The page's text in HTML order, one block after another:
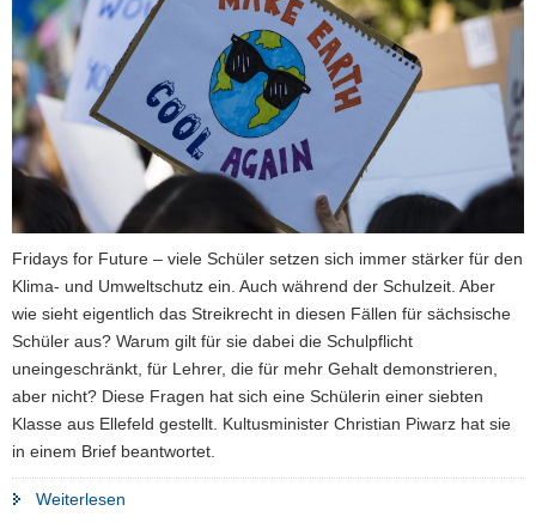
a
v
i
g
a
t
i
n
Fridays for Future – viele Schüler setzen sich immer stärker für den
Klima- und Umweltschutz ein. Auch während der Schulzeit. Aber
wie sieht eigentlich das Streikrecht in diesen Fällen für sächsische
Schüler aus? Warum gilt für sie dabei die Schulpflicht
uneingeschränkt, für Lehrer, die für mehr Gehalt demonstrieren,
aber nicht? Diese Fragen hat sich eine Schülerin einer siebten
Klasse aus Ellefeld gestellt. Kultusminister Christian Piwarz hat sie
in einem Brief beantwortet.
Weiterlesen